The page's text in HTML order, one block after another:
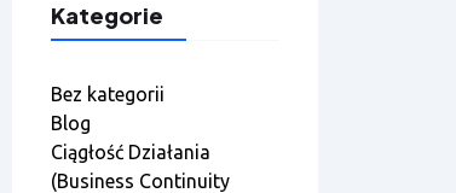
Kategorie
Bez kategorii
Blog
Ciągłość Działania
(Business Continuity